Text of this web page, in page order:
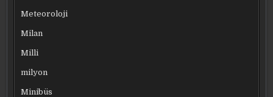
Meteoroloji
Milan
Milli
milyon
Minibüs